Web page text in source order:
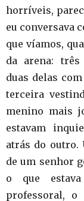
horríveis,
eu conversava
que víamos,
da arena: três
duas delas
terceira
menino mais
estavam
atrás do outro.
de um senhor
o que
professoral, o